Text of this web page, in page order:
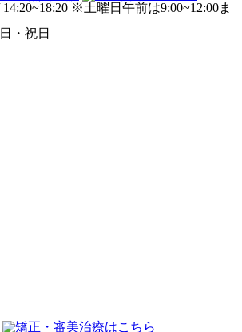
14:20~18:20 ※土曜日午前は9:00~12:00ま
・祝日